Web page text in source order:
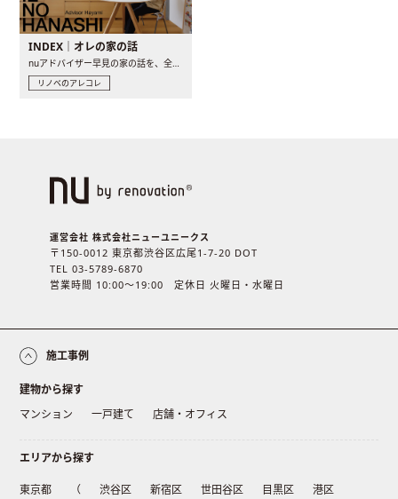
INDEX｜オレの家の話
nuアドバイザー早見の家の話を、全4話でお届け。リノベーションを..
リノベのアレコレ
運営会社 株式会社ニューユニークス
〒150-0012 東京都渋谷区広尾1-7-20 DOT
TEL 03-5789-6870
営業時間 10:00〜19:00 定休日 火曜日・水曜日
施工事例
建物から探す
マンション
一戸建て 店舗・オフィス
エリアから探す
東京都 （ 渋谷区 新宿区 世田谷区 目黒区
港区